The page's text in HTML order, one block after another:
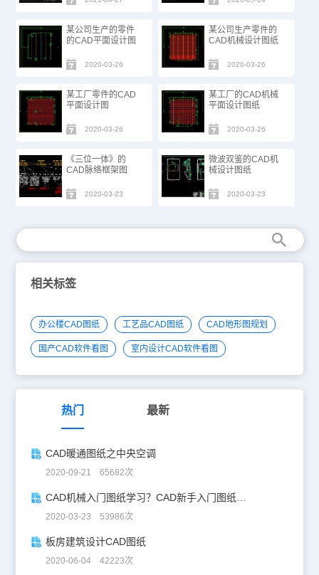
某公司生产的零件
的CAD平面设计图
2020-03-26
某公司生产零件的
CAD机械设计图纸
2020-03-26
某工厂零件的CAD
平面设计图
2020-03-26
某工厂的CAD机械
平面设计图纸
2020-03-26
《三位一体》的
CAD脉络框架图
2020-03-23
微波双鉴的CAD机
械设计图纸
2020-03-23
相关标签
办公楼CAD图纸 工艺品CAD图纸 CAD地形图规划
国产CAD软件看图 室内设计CAD软件看图
热门 最新
CAD暖通图纸之中央空调
2020-09-21 65682次
CAD机械入门图纸学习？CAD新手入门图纸练习
2020-03-23 53986次
板房建筑设计CAD图纸
2020-06-04 42223次